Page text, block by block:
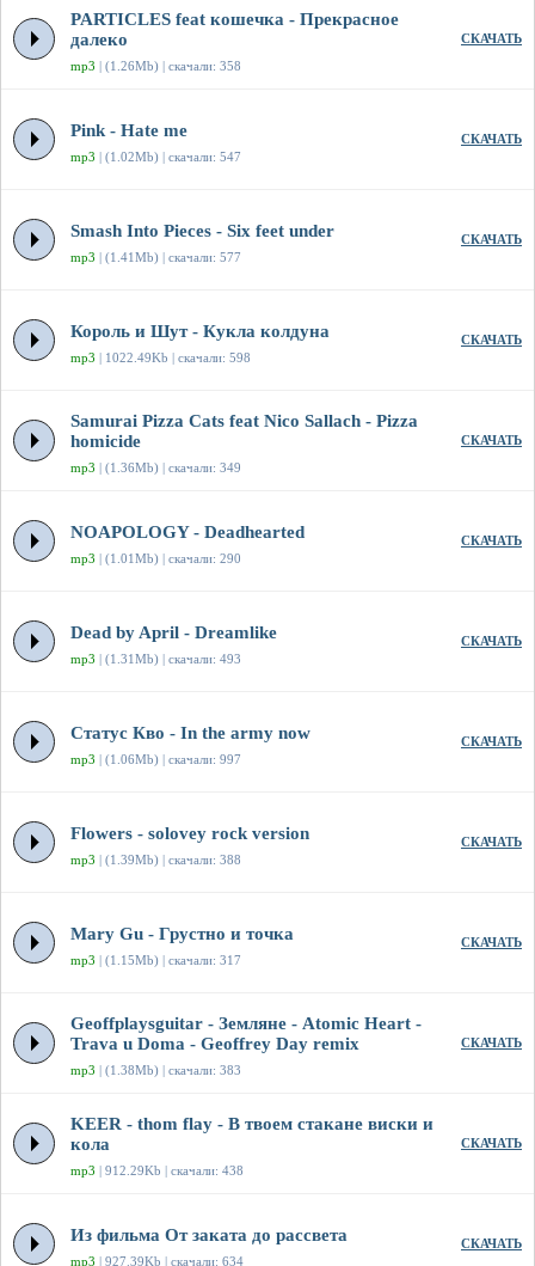
PARTICLES feat кошечка - Прекрасное
далеко
mp3 | (1.26Mb) | скачали: 358
СКАЧАТЬ
Pink - Hate me
mp3 | (1.02Mb) | скачали: 547
СКАЧАТЬ
Smash Into Pieces - Six feet under
mp3 | (1.41Mb) | скачали: 577
СКАЧАТЬ
Король и Шут - Кукла колдуна
mp3 | 1022.49Kb | скачали: 598
СКАЧАТЬ
Samurai Pizza Cats feat Nico Sallach - Pizza
homicide
mp3 | (1.36Mb) | скачали: 349
СКАЧАТЬ
NOAPOLOGY - Deadhearted
mp3 | (1.01Mb) | скачали: 290
СКАЧАТЬ
Dead by April - Dreamlike
mp3 | (1.31Mb) | скачали: 493
СКАЧАТЬ
Статус Кво - In the army now
mp3 | (1.06Mb) | скачали: 997
СКАЧАТЬ
Flowers - solovey rock version
mp3 | (1.39Mb) | скачали: 388
СКАЧАТЬ
Mary Gu - Грустно и точка
mp3 | (1.15Mb) | скачали: 317
СКАЧАТЬ
Geoffplaysguitar - Земляне - Atomic Heart -
Trava u Doma - Geoffrey Day remix
mp3 | (1.38Mb) | скачали: 383
СКАЧАТЬ
KEER - thom flay - В твоем стакане виски и
кола
mp3 | 912.29Kb | скачали: 438
СКАЧАТЬ
Из фильма От заката до рассвета
mp3 | 927.39Kb | скачали: 634
СКАЧАТЬ